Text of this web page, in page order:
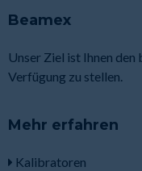
Beamex
Unser Ziel ist Ihnen
Verfügung zu stellen.
Mehr erfahren
Kalibratoren